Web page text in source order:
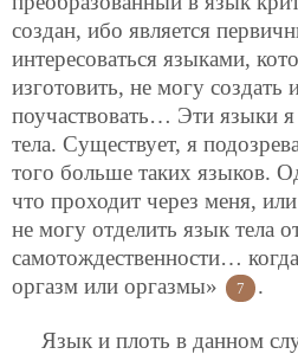
создан, ибо является
интересоваться языками,
изготовить, не могу создать
поучаствовать… Эти языки
тела. Существует, я
того больше таких языков.
что проходит через меня,
не могу отделить язык тела
самотождественности…
оргазм или оргазмы»
7 .
Язык и плоть в данном